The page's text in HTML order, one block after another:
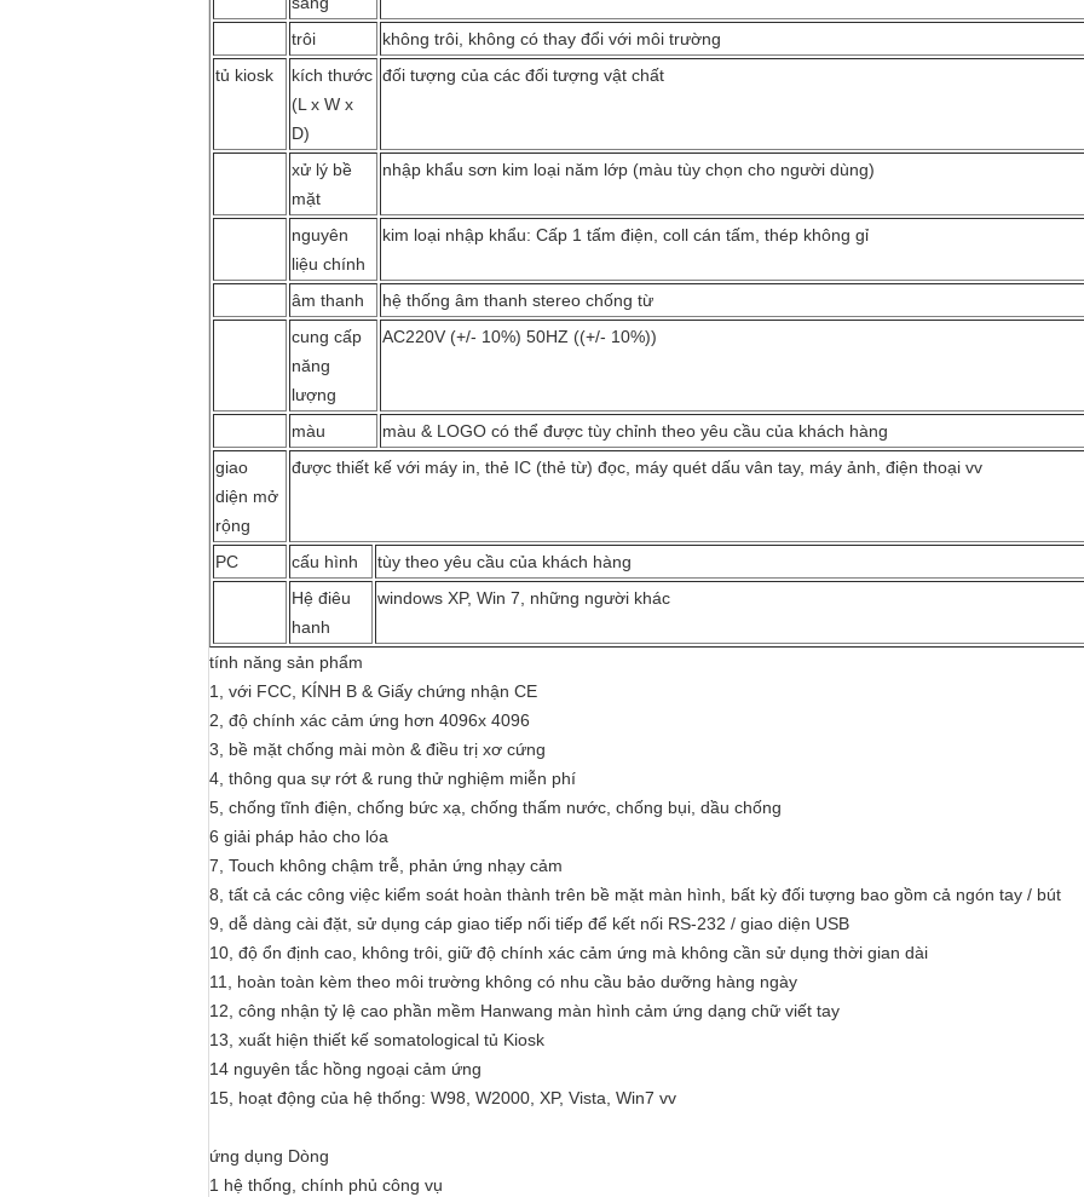
trôi
không trôi, không có thay đổi với môi trường
tủ kiosk
kích thước
(L x W x
D)
đối tượng của các đối tượng vật chất
xử lý bề
mặt
nhập khẩu sơn kim loại năm lớp (màu tùy chọn cho người dùng)
nguyên
liệu chính
kim loại nhập khẩu: Cấp 1 tấm điện, coll cán tấm, thép không gỉ
âm thanh
hệ thống âm thanh stereo chống từ
cung cấp
năng
lượng
AC220V (+/- 10%) 50HZ ((+/- 10%))
màu
màu & LOGO có thể được tùy chỉnh theo yêu cầu của khách hàng
giao
diện mở
rộng
được thiết kế với máy in, thẻ IC (thẻ từ) đọc, máy quét dấu vân tay, máy ảnh, điện thoại vv
PC cấu hình
tùy theo yêu cầu của khách hàng
Hệ điêu
hanh
windows XP, Win 7, những người khác
tính năng sản phẩm
1, với FCC, KÍNH B & Giấy chứng nhận CE
2, độ chính xác cảm ứng hơn 4096x 4096
3, bề mặt chống mài mòn & điều trị xơ cứng
4, thông qua sự rớt & rung thử nghiệm miễn phí
5, chống tĩnh điện, chống bức xạ, chống thấm nước, chống bụi, dầu chống
6 giải pháp hảo cho lóa
7, Touch không chậm trễ, phản ứng nhạy cảm
8, tất cả các công việc kiểm soát hoàn thành trên bề mặt màn hình, bất kỳ đối tượng bao gồm cả ngón tay / bút
9, dễ dàng cài đặt, sử dụng cáp giao tiếp nối tiếp để kết nối RS-232 / giao diện USB
10, độ ổn định cao, không trôi, giữ độ chính xác cảm ứng mà không cần sử dụng thời gian dài
11, hoàn toàn kèm theo môi trường không có nhu cầu bảo dưỡng hàng ngày
12, công nhận tỷ lệ cao phần mềm Hanwang màn hình cảm ứng dạng chữ viết tay
13, xuất hiện thiết kế somatological tủ Kiosk
14 nguyên tắc hồng ngoại cảm ứng
15, hoạt động của hệ thống: W98, W2000, XP, Vista, Win7 vv
ứng dụng Dòng
1 hệ thống, chính phủ công vụ